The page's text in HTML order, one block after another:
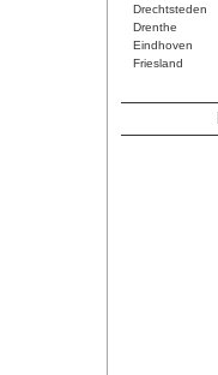
Drechtsteden
Drenthe
Eindhoven
Friesland